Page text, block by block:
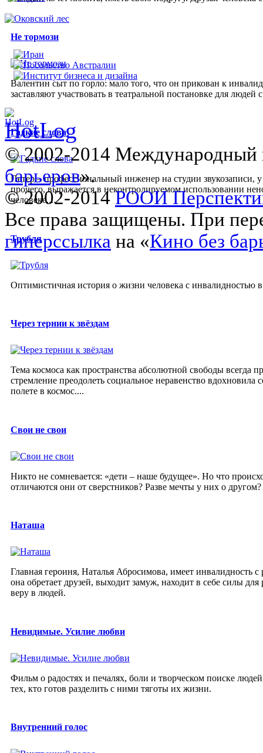
Не тормози
Валентин сыт по горло: мало того, что он прикован к
заставляют участвовать в театральной постановке для людей
Гадкие слова
Петер – профессиональный инженер на студии звукозаписи,
прочего, выражается в неконтролируемом использовании
человеке,...
Трубля
Оптимистичная история о жизни человека с инвалидностью
Через тернии к звёздам
Тема космоса как пространства абсолютной свободы всегда
стремление преодолеть социальное неравенство
полете в космос....
Свои не свои
Никто не сомневается: «дети – наше будущее». Но что
отличаются они от сверстников? Разве мечты у них о другом?
Наташа
Главная героиня, Наталья Абросимова, имеет инвалидность
она обретает друзей, выходит замуж, находит в себе силы
веру в людей.
Невидимые. Усилие любви
Фильм о радостях и печалях, боли и творческом поиске
тех, кто готов разделить с ними тяготы их жизни.
Внутренний голос
© 2002-2014 Международный
барьеров».
© 2002-2014РООИ
Все права защищены. При
гиперссылка на «Кино без